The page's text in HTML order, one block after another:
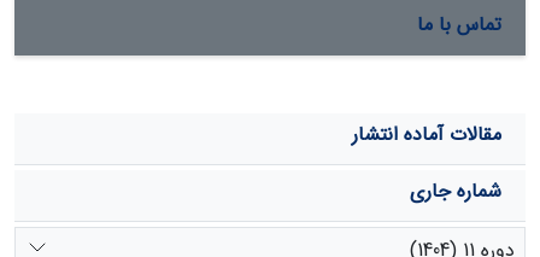
تماس با ما
مقالات آماده انتشار
شماره جاری
دوره 11 (1404)